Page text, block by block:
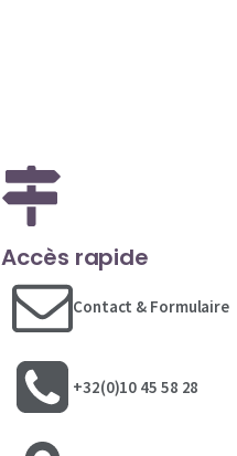
Accès rapide
Contact & Formulaire
+32(0)10 45 58 28